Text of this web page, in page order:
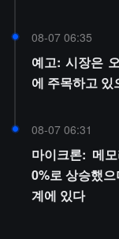
08-07 06:35
예고: 시장은
에 주목하고 있
08-07 06:31
마이크론: 메
0%로 상승했
계에 있다